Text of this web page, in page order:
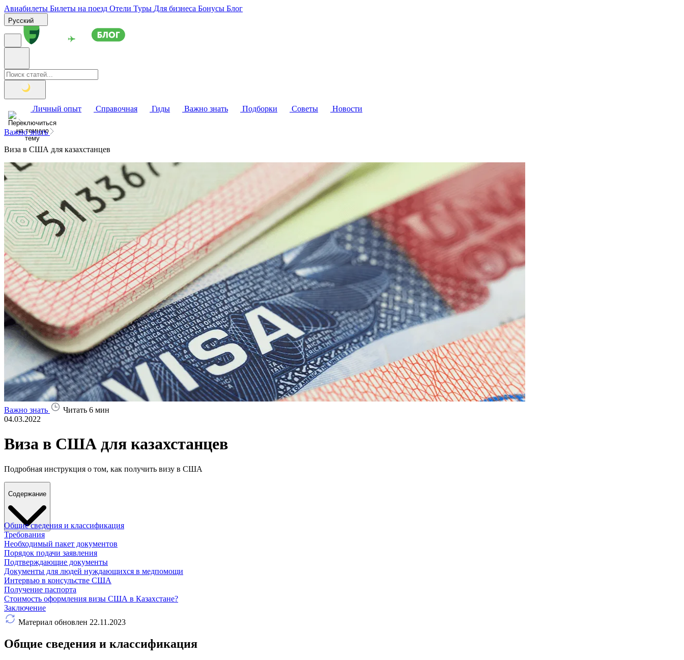
Авиабилеты Билеты на поезд Отели Туры Для бизнеса Бонусы Блог
Русский
Личный опыт Справочная Гиды Важно знать Подборки Советы Новости
Важно знать
Виза в США для казахстанцев
Важно знать
Читать 6 мин
04.03.2022
Виза в США для казахстанцев
Подробная инструкция о том, как получить визу в США
Содержание
Общие сведения и классификация
Требования
Необходимый пакет документов
Порядок подачи заявления
Подтверждающие документы
Документы для людей нуждающихся в медпомощи
Интервью в консульстве США
Получение паспорта
Стоимость оформления визы США в Казахстане?
Заключение
Материал обновлен 22.11.2023
Общие сведения и классификация